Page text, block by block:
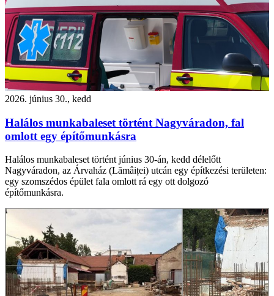
2026. június 30., kedd
Halálos munkabaleset történt Nagyváradon, fal
omlott egy építőmunkásra
Halálos munkabaleset történt június 30-án, kedd délelőtt
Nagyváradon, az Árvaház (Lămâiței) utcán egy építkezési területen:
egy szomszédos épület fala omlott rá egy ott dolgozó
építőmunkásra.